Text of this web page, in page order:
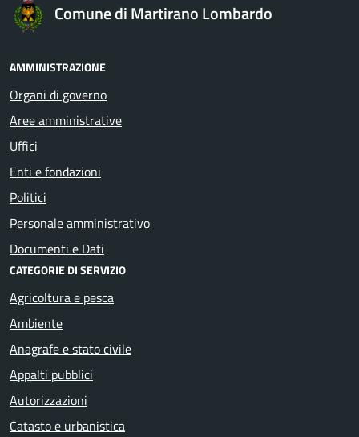
Comune di Martirano Lombardo
AMMINISTRAZIONE
Organi di governo
Aree amministrative
Uffici
Enti e fondazioni
Politici
Personale amministrativo
Documenti e Dati
CATEGORIE DI SERVIZIO
Agricoltura e pesca
Ambiente
Anagrafe e stato civile
Appalti pubblici
Autorizzazioni
Catasto e urbanistica